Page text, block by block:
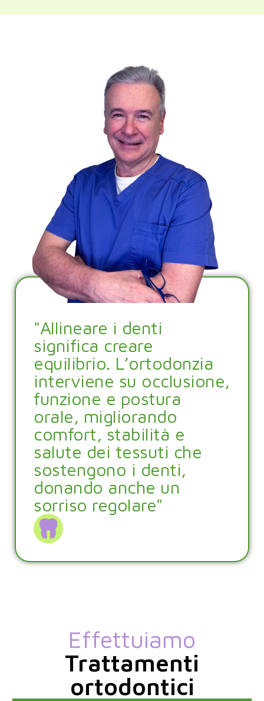
"Allineare i denti
significa creare
equilibrio. L’ortodonzia
interviene su occlusione,
funzione e postura
orale, migliorando
comfort, stabilità e
salute dei tessuti che
sostengono i denti,
donando anche un
sorriso regolare"
Effettuiamo
Trattamenti
ortodontici